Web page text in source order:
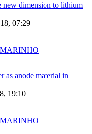
new dimension to lithium
07:29
MARINHO
as anode material in
19:10
MARINHO